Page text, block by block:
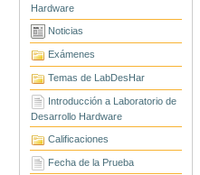
Hardware
Noticias
Exámenes
Temas de LabDesHar
Introducción a Laboratorio de
Desarrollo Hardware
Calificaciones
Fecha de la Prueba